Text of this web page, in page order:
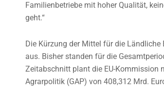
Familienbetriebe mit hoher Qualität,
geht.“
Die Kürzung der Mittel für die
aus. Bisher standen für die
Zeitabschnitt plant die EU-Kommission
Agrarpolitik (GAP) von 408,312 Mrd.